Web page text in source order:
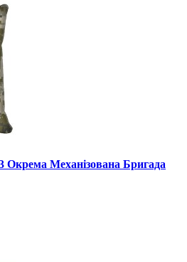
Окрема Механізована Бригада